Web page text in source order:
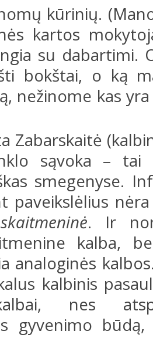
kūrinių.
kartos
su dabartimi.
bokštai, o ką
nežinome kas
Zabarskaitė
sąvoka – tai
smegenyse.
paveikslėlius
. Ir
kalba,
analoginės
kalbinis
nes
gyvenimo